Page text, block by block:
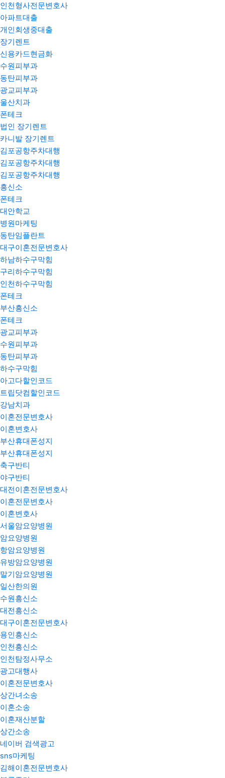
인천형사전문변호사
아파트대출
개인회생중대출
장기렌트
신용카드현금화
수원피부과
동탄피부과
광교피부과
울산치과
폰테크
법인 장기렌트
카니발 장기렌트
김포공항주차대행
김포공항주차대행
김포공항주차대행
흥신소
폰테크
대안학교
병원마케팅
동탄임플란트
대구이혼전문변호사
하남하수구막힘
구리하수구막힘
인천하수구막힘
폰테크
부산흥신소
폰테크
광교피부과
수원피부과
동탄피부과
하수구막힘
아고다할인코드
트립닷컴할인코드
강남치과
이혼전문변호사
이혼변호사
부산휴대폰성지
부산휴대폰성지
축구반티
야구반티
대전이혼전문변호사
이혼전문변호사
이혼변호사
서울암요양병원
암요양병원
항암요양병원
유방암요양병원
말기암요양병원
일산한의원
수원흥신소
대전흥신소
대구이혼전문변호사
용인흥신소
인천흥신소
인천탐정사무소
광고대행사
이혼전문변호사
상간녀소송
이혼소송
이혼재산분할
상간소송
네이버 검색광고
sns마케팅
김해이혼전문변호사